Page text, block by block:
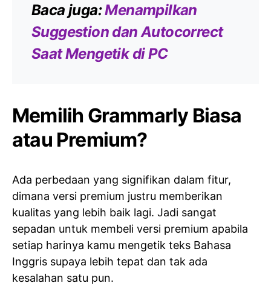
Baca juga:Menampilkan
Suggestion dan Autocorrect
Saat Mengetik di PC
Memilih Grammarly Biasa
atau Premium?
Ada perbedaan yang signifikan dalam fitur,
dimana versi premium justru memberikan
kualitas yang lebih baik lagi. Jadi sangat
sepadan untuk membeli versi premium apabila
setiap harinya kamu mengetik teks Bahasa
Inggris supaya lebih tepat dan tak ada
kesalahan satu pun.